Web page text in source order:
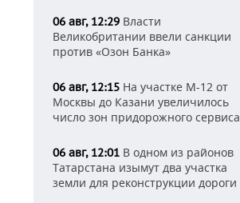
06 авг, 12:29 Власти
Великобритании ввели санкции
против «Озон Банка»
06 авг, 12:15 На участке М-12 от
Москвы до Казани увеличилось
число зон придорожного сервиса
06 авг, 12:01 В одном из районов
Татарстана изымут два участка
земли для реконструкции дороги